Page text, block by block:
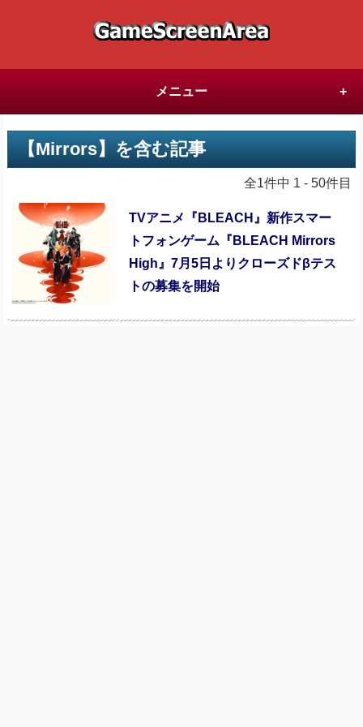
メニュー
【Mirrors】を含む記事
全1件中 1 - 50件目
TVアニメ『BLEACH』新作スマー
トフォンゲーム『BLEACH Mirrors
High』7月5日よりクローズドβテス
トの募集を開始